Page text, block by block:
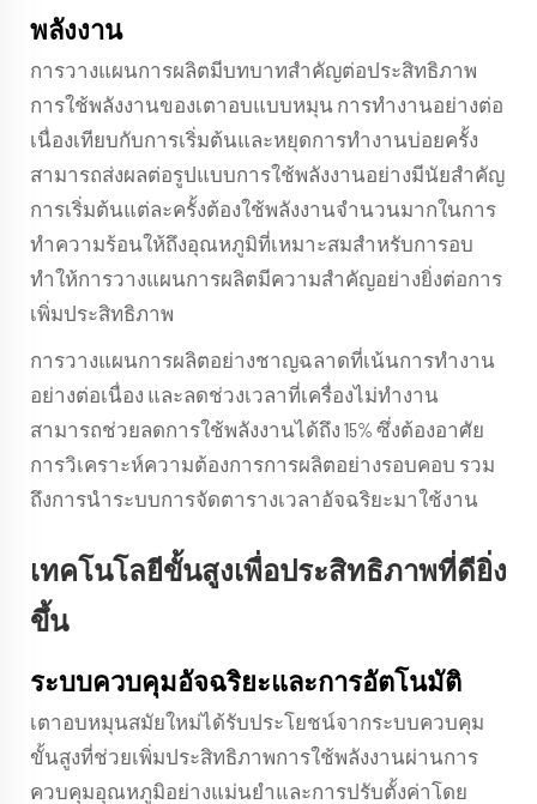
พลังงาน
การวางแผนการผลิตมีบทบาทสำคัญต่อประสิทธิภาพ
การใช้พลังงานของเตาอบแบบหมุน การทำงานอย่างต่อ
เนื่องเทียบกับการเริ่มต้นและหยุดการทำงานบ่อยครั้ง
สามารถส่งผลต่อรูปแบบการใช้พลังงานอย่างมีนัยสำคัญ
การเริ่มต้นแต่ละครั้งต้องใช้พลังงานจำนวนมากในการ
ทำความร้อนให้ถึงอุณหภูมิที่เหมาะสมสำหรับการอบ
ทำให้การวางแผนการผลิตมีความสำคัญอย่างยิ่งต่อการ
เพิ่มประสิทธิภาพ
การวางแผนการผลิตอย่างชาญฉลาดที่เน้นการทำงาน
อย่างต่อเนื่อง และลดช่วงเวลาที่เครื่องไม่ทำงาน
สามารถช่วยลดการใช้พลังงานได้ถึง 15% ซึ่งต้องอาศัย
การวิเคราะห์ความต้องการการผลิตอย่างรอบคอบ รวม
ถึงการนำระบบการจัดตารางเวลาอัจฉริยะมาใช้งาน
เทคโนโลยีขั้นสูงเพื่อประสิทธิภาพที่ดียิ่ง
ขึ้น
ระบบควบคุมอัจฉริยะและการอัตโนมัติ
เตาอบหมุนสมัยใหม่ได้รับประโยชน์จากระบบควบคุม
ขั้นสูงที่ช่วยเพิ่มประสิทธิภาพการใช้พลังงานผ่านการ
ควบคุมอุณหภูมิอย่างแม่นยำและการปรับตั้งค่าโดย